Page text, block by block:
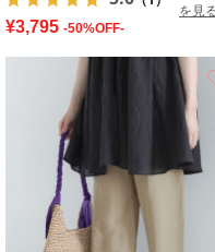
を見
¥3,795 -50%OFF-